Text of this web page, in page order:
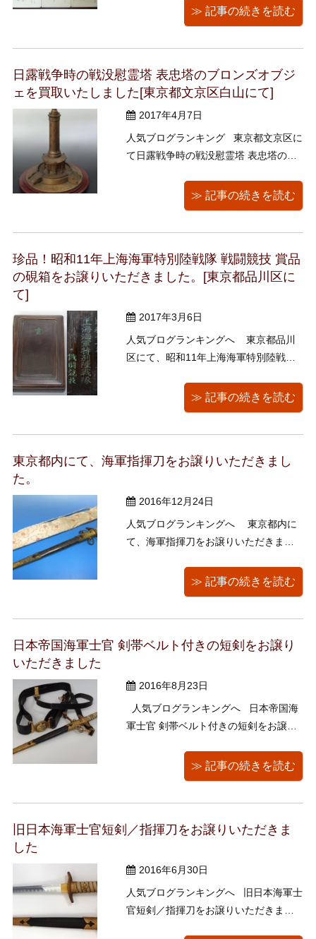
ました。 他には、軍艦比叡、軍艦金剛
での賜餞に関するものなどあり、全て
≫ 記事の続きを読む
日露戦争時の戦没慰霊塔 表忠塔のブロンズオブジ
ェを買取いたしました[東京都文京区白山にて]
2017年4月7日
人気ブログランキング 東京都文京区に
て日露戦争時の戦没慰霊塔 表忠塔のブ
誠にありがとうございました。 中国旅
順、白玉山の表忠塔です。 大変珍しい
byキョーコ ...
≫ 記事の続きを読む
珍品！昭和11年上海海軍特別陸戦隊 戦闘競技 賞品
の硯箱をお譲りいただきました。[東京都品川区に
て]
2017年3月6日
人気ブログランキングへ 東京都品川
区にて、昭和11年上海海軍特別陸戦隊
ました。 誠にありがとうございまし
た。 上海海軍特別陸戦隊は略して上陸
陸戦隊で、 昭和 ...
≫ 記事の続きを読む
東京都内にて、海軍指揮刀をお譲りいただきまし
た。
2016年12月24日
人気ブログランキングへ 東京都内に
て、海軍指揮刀をお譲りいただきまし
りいただいたのは、旧大日本帝国海軍
で使われていたと思われる常勤時に携
ろ、軍刀は刃の脱落を防ぐ「刀身留
≫ 記事の続きを読む
日本帝国海軍士官 剣帯ベルト付きの短剣をお譲り
いただきました
2016年8月23日
人気ブログランキングへ 日本帝国海
軍士官 剣帯ベルト付きの短剣をお譲り
いました。 日本軍の軍刀は時折入荷
いたしますが、ベルト付きは珍しいで
≫ 記事の続きを読む
旧日本海軍士官短剣／指揮刀をお譲りいただきま
した
2016年6月30日
人気ブログランキングへ 旧日本海軍士
官短剣／指揮刀をお譲りいただきまし